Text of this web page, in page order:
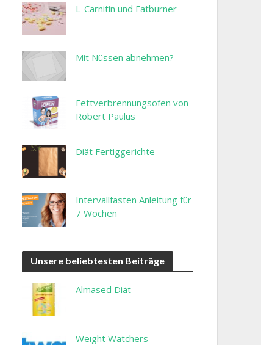
L-Carnitin und Fatburner
Mit Nüssen abnehmen?
Fettverbrennungsofen von
Robert Paulus
Diät Fertiggerichte
Intervallfasten Anleitung für
7 Wochen
Unsere beliebtesten Beiträge
Almased Diät
Weight Watchers